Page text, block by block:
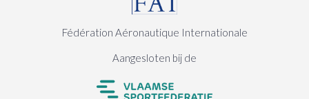
Fédération Aéronautique Internationale
Aangesloten bij de